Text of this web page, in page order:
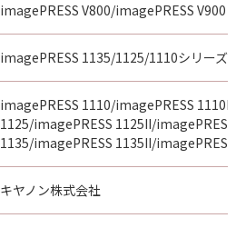
imagePRESS V800/imagePRESS V900
imagePRESS 1135/1125/1110シリーズ
imagePRESS 1110/imagePRESS 1110II/
1125/imagePRESS 1125II/imagePRESS
1135/imagePRESS 1135II/imagePRESS
キヤノン株式会社